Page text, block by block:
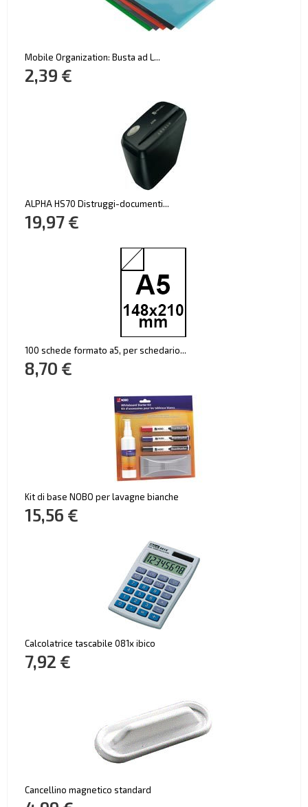
Mobile Organization: Busta ad L...
2,39 €
ALPHA HS70 Distruggi-documenti...
19,97 €
100 schede formato a5, per schedario...
8,70 €
Kit di base NOBO per lavagne bianche
15,56 €
Calcolatrice tascabile 081x ibico
7,92 €
Cancellino magnetico standard